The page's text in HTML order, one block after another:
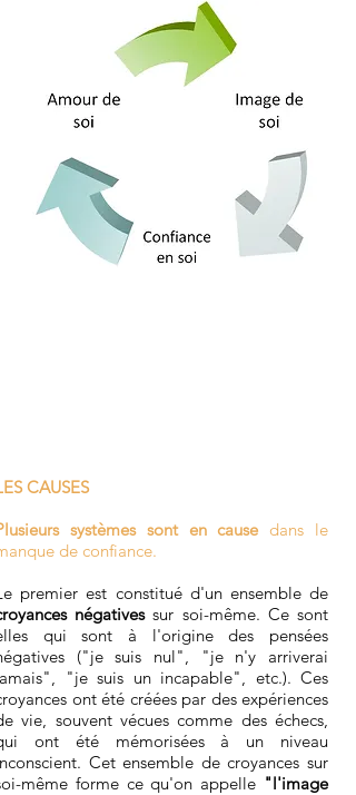
CAUSES
systèmes sont en cause dans le
de confiance.
premier est constitué d'un ensemble de
négativessur soi-même. Ce sont
qui sont à l'origine des pensées
("je suis nul", "je n'y arriverai
"je suis un incapable", etc.). Ces
ont été créées par des expériences
vie, souvent vécues comme des échecs,
ont été mémorisées à un niveau
Cet ensemble de croyances sur
même forme ce qu'on appelle "l'image